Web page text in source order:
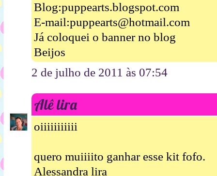
Blog:puppearts.blogspot.com
E-mail:puppearts@hotmail.com
Já coloquei o banner no blog
Beijos
2 de julho de 2011 às 07:54
Alê lira
oiiiiiiiiiii
quero muiiiito ganhar esse kit fofo.
Alessandra lira